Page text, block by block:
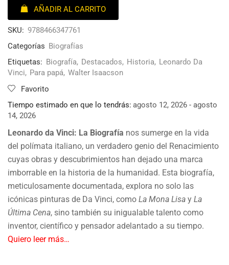
AÑADIR AL CARRITO
SKU: 9788466347761
Categorías Biografías
Etiquetas: Biografía, Destacados, Historia, Leonardo Da
Vinci, Para papá, Walter Isaacson
Favorito
Tiempo estimado en que lo tendrás: agosto 12, 2026 - agosto
14, 2026
Leonardo da Vinci: La Biografía nos sumerge en la vida
del polímata italiano, un verdadero genio del Renacimiento
cuyas obras y descubrimientos han dejado una marca
imborrable en la historia de la humanidad. Esta biografía,
meticulosamente documentada, explora no solo las
icónicas pinturas de Da Vinci, como La Mona Lisa y La
Última Cena, sino también su inigualable talento como
inventor, científico y pensador adelantado a su tiempo.
Quiero leer más…